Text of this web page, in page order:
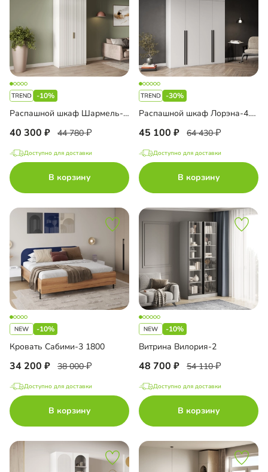
-10%
Распашной шкаф Шармель-2 Лайф с антресолью
40 300 44 780
Доступно для доставки
В корзину
-30%
Распашной шкаф Лорэна-4.2 с антресолью
45 100 64 430
Доступно для доставки
В корзину
-10%
Кровать Сабими-3 1800
34 200 38 000
Доступно для доставки
В корзину
-10%
Витрина Вилория-2
48 700 54 110
Доступно для доставки
В корзину